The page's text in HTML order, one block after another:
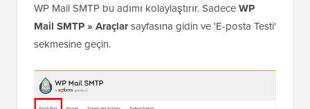
WP Mail SMTP bu adımı kolaylaştırır. SadeceWP
Mail SMTP » Araçlarsayfasına gidin ve 'E-posta Testi'
sekmesine geçin.